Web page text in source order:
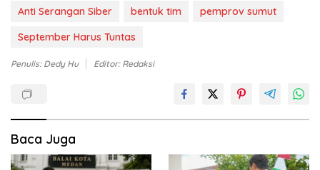
Anti Serangan Siber bentuk tim
pemprov sumut
September Harus Tuntas
Penulis: Dedy Hu Editor: Redaksi
Baca Juga